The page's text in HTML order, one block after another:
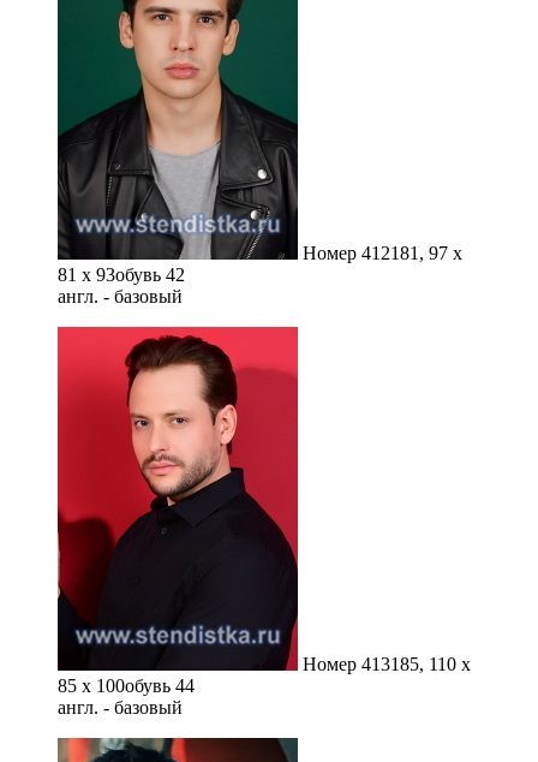
Номер 412181, 97 x
81 x 93обувь 42
англ. - базовый
Номер 413185, 110 x
85 x 100обувь 44
англ. - базовый